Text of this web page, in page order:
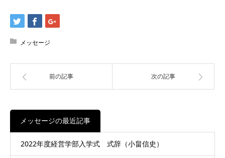
メッセージ
前の記事 次の記事
メッセージの最近記事
2022年度経営学部入学式 式辞（小畠信史）